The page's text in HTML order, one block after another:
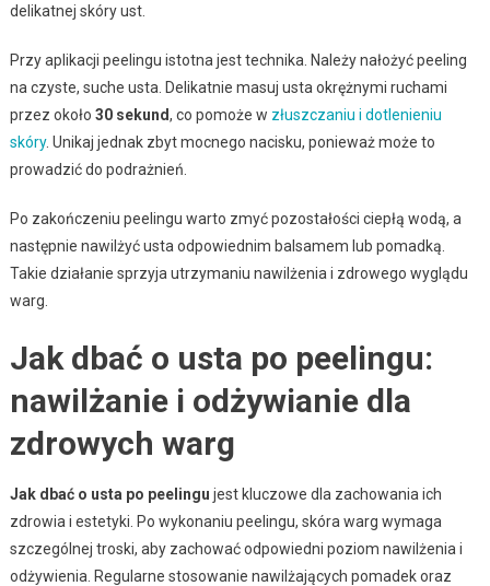
delikatnej skóry ust.
Przy aplikacji peelingu istotna jest technika. Należy nałożyć peeling
na czyste, suche usta. Delikatnie masuj usta okrężnymi ruchami
przez około 30 sekund, co pomoże w złuszczaniu i dotlenieniu
skóry. Unikaj jednak zbyt mocnego nacisku, ponieważ może to
prowadzić do podrażnień.
Po zakończeniu peelingu warto zmyć pozostałości ciepłą wodą, a
następnie nawilżyć usta odpowiednim balsamem lub pomadką.
Takie działanie sprzyja utrzymaniu nawilżenia i zdrowego wyglądu
warg.
Jak dbać o usta po peelingu:
nawilżanie i odżywianie dla
zdrowych warg
Jak dbać o usta po peelingu jest kluczowe dla zachowania ich
zdrowia i estetyki. Po wykonaniu peelingu, skóra warg wymaga
szczególnej troski, aby zachować odpowiedni poziom nawilżenia i
odżywienia. Regularne stosowanie nawilżających pomadek oraz